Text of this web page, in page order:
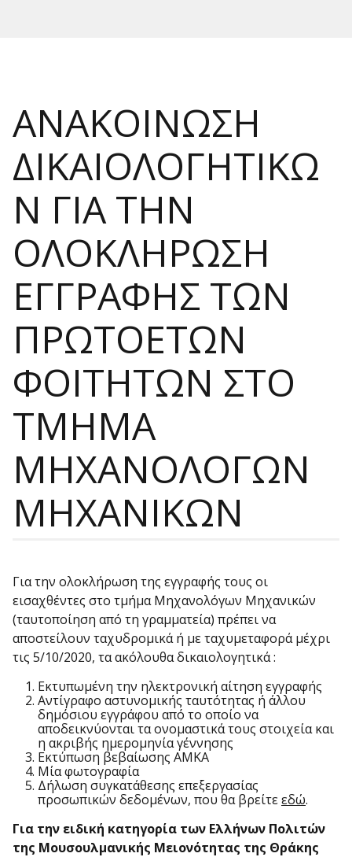
ΑΝΑΚΟΙΝΩΣΗ
ΔΙΚΑΙΟΛΟΓΗΤΙΚΩ
Ν ΓΙΑ ΤΗΝ
ΟΛΟΚΛΗΡΩΣΗ
ΕΓΓΡΑΦΗΣ ΤΩΝ
ΠΡΩΤΟΕΤΩΝ
ΦΟΙΤΗΤΩΝ ΣΤΟ
ΤΜΗΜΑ
ΜΗΧΑΝΟΛΟΓΩΝ
ΜΗΧΑΝΙΚΩΝ
Για την ολοκλήρωση της εγγραφής τους οι
εισαχθέντες στο τμήμα Μηχανολόγων Μηχανικών
(ταυτοποίηση από τη γραμματεία) πρέπει να
αποστείλουν ταχυδρομικά ή με ταχυμεταφορά μέχρι
τις 5/10/2020, τα ακόλουθα δικαιολογητικά :
Εκτυπωμένη την ηλεκτρονική αίτηση εγγραφής
Αντίγραφο αστυνομικής ταυτότητας ή άλλου
δημόσιου εγγράφου από το οποίο να
αποδεικνύονται τα ονομαστικά τους στοιχεία και
η ακριβής ημερομηνία γέννησης
Εκτύπωση βεβαίωσης ΑΜΚΑ
Μία φωτογραφία
Δήλωση συγκατάθεσης επεξεργασίας
προσωπικών δεδομένων, που θα βρείτεεδώ.
Για την ειδική κατηγορία των Ελλήνων Πολιτών
της Μουσουλμανικής Μειονότητας της Θράκης